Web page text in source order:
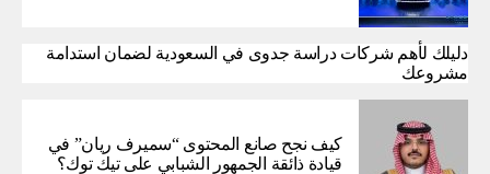
دليلك لأهم شركات دراسة جدوى في السعودية لضمان استدامة
مشروعك
كيف نجح صانع المحتوى “سميرف ريان” في
قيادة ذائقة الجمهور الشبابي على تيك توك؟